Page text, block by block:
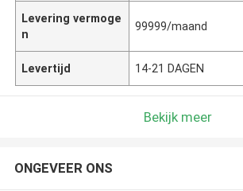
Levering vermoge
n
99999/maand
Levertijd 14-21 DAGEN
Bekijk meer
ONGEVEER ONS